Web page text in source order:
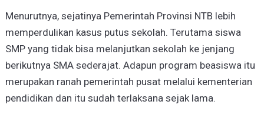
Menurutnya, sejatinya Pemerintah Provinsi NTB lebih
memperdulikan kasus putus sekolah. Terutama siswa
SMP yang tidak bisa melanjutkan sekolah ke jenjang
berikutnya SMA sederajat. Adapun program beasiswa itu
merupakan ranah pemerintah pusat melalui kementerian
pendidikan dan itu sudah terlaksana sejak lama.